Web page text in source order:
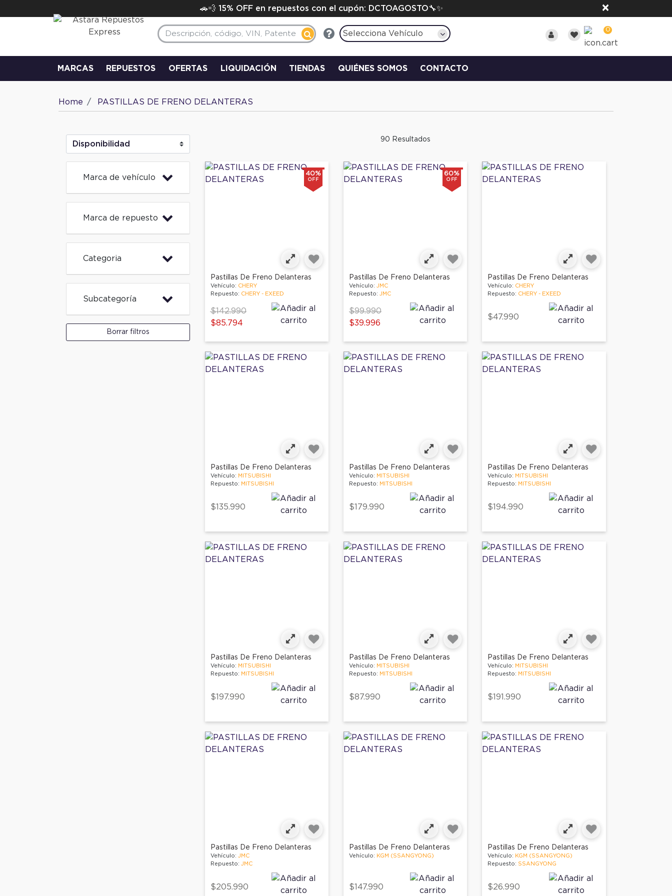
🚗💨 15% OFF en repuestos con el cupón: DCTOAGOSTO🔧✨ ×
Selecciona Vehículo 0
MARCAS REPUESTOS OFERTAS LIQUIDACIÓN TIENDAS QUIÉNES SOMOS CONTACTO
Home PASTILLAS DE FRENO DELANTERAS
90 Resultados
Marca de vehículo
Marca de repuesto
Categoria
Subcategoría
Borrar filtros
40%
OFF
Pastillas De Freno Delanteras
Vehículo: CHERY
Repuesto: CHERY - EXEED
Price reduced from
$142.990to
$85.794
60%
OFF
Pastillas De Freno Delanteras
Vehículo: JMC
Repuesto: JMC
Price reduced from
$99.990to
$39.996
Pastillas De Freno Delanteras
Vehículo: CHERY
Repuesto: CHERY - EXEED
$47.990
Pastillas De Freno Delanteras
Vehículo: MITSUBISHI
Repuesto: MITSUBISHI
$135.990
Pastillas De Freno Delanteras
Vehículo: MITSUBISHI
Repuesto: MITSUBISHI
$179.990
Pastillas De Freno Delanteras
Vehículo: MITSUBISHI
Repuesto: MITSUBISHI
$194.990
Pastillas De Freno Delanteras
Vehículo: MITSUBISHI
Repuesto: MITSUBISHI
$197.990
Pastillas De Freno Delanteras
Vehículo: MITSUBISHI
Repuesto: MITSUBISHI
$87.990
Pastillas De Freno Delanteras
Vehículo: MITSUBISHI
Repuesto: MITSUBISHI
$191.990
Pastillas De Freno Delanteras
Vehículo: JMC
Repuesto: JMC
$205.990
Pastillas De Freno Delanteras
Vehículo: KGM (SSANGYONG)
$147.990
Pastillas De Freno Delanteras
Vehículo: KGM (SSANGYONG)
Repuesto: SSANGYONG
$26.990